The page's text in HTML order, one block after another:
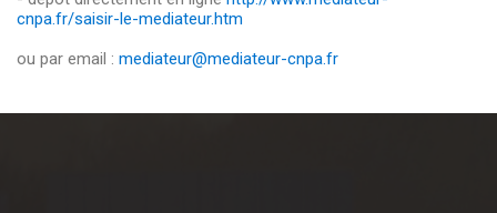
cnpa.fr/saisir-le-mediateur.htm
ou par email : mediateur@mediateur-cnpa.fr